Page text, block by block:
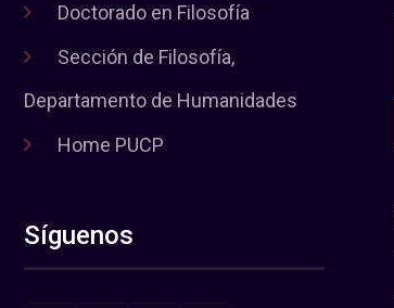
Doctorado en Filosofía
Sección de Filosofía,
Departamento de Humanidades
Home PUCP
Síguenos